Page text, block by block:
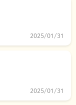
2025/01/31
2025/01/31